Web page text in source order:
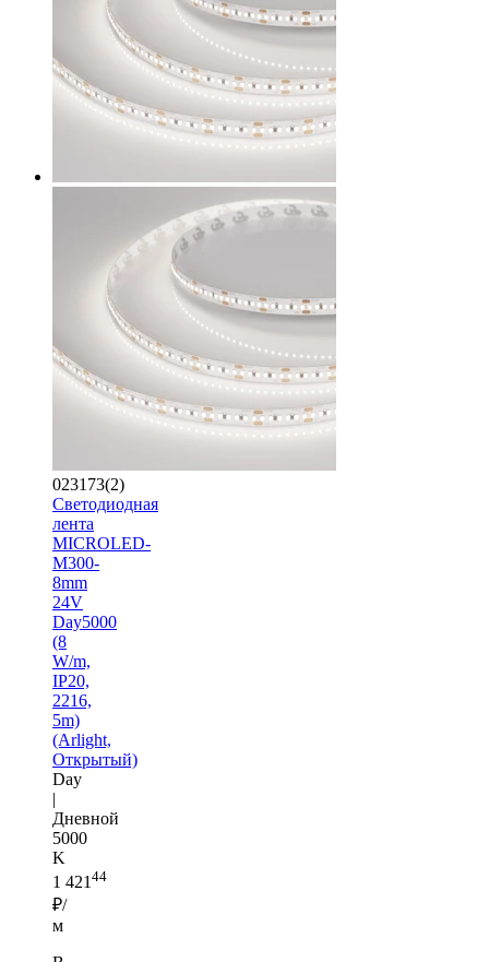
023173(2)
Светодиодная
лента
MICROLED-
M300-
8mm
24V
Day5000
(8
W/m,
IP20,
2216,
5m)
(Arlight,
Открытый)
Day
|
Дневной
5000
K
1 421 44
₽/
м